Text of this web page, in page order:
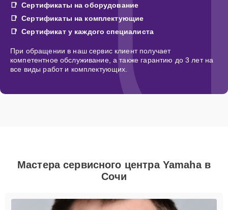
Сертификаты на оборудование
Сертификаты на комплектующие
Сертификат у каждого специалиста
При обращении в наш сервис клиент получает
компетентное обслуживание, а также гарантию до 3 лет на
все виды работ и комплектующих.
Мастера сервисного центра Yamaha в
Сочи